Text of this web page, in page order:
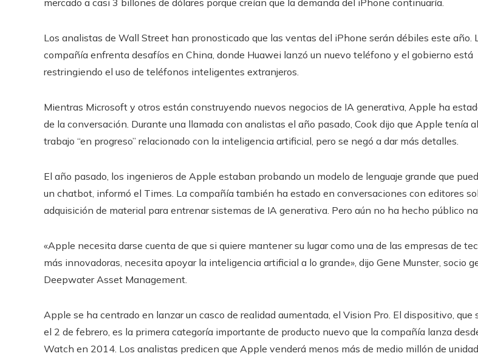
mercado a casi 3 billones de dólares porque creían que la demanda del iPhone continuaría.
Los analistas de Wall Street han pronosticado que las ventas del iPhone serán débiles este año.
compañía enfrenta desafíos en China, donde Huawei lanzó un nuevo teléfono y el gobierno está
restringiendo el uso de teléfonos inteligentes extranjeros.
Mientras Microsoft y otros están construyendo nuevos negocios de IA generativa, Apple ha
de la conversación. Durante una llamada con analistas el año pasado, Cook dijo que Apple tenía
trabajo “en progreso” relacionado con la inteligencia artificial, pero se negó a dar más detalles.
El año pasado, los ingenieros de Apple estaban probando un modelo de lenguaje grande que
un chatbot, informó el Times. La compañía también ha estado en conversaciones con editores
adquisición de material para entrenar sistemas de IA generativa. Pero aún no ha hecho público
«Apple necesita darse cuenta de que si quiere mantener su lugar como una de las empresas de
más innovadoras, necesita apoyar la inteligencia artificial a lo grande», dijo Gene Munster, socio
Deepwater Asset Management.
Apple se ha centrado en lanzar un casco de realidad aumentada, el Vision Pro. El dispositivo, que
el 2 de febrero, es la primera categoría importante de producto nuevo que la compañía lanza
Watch en 2014. Los analistas predicen que Apple venderá menos más de medio millón de